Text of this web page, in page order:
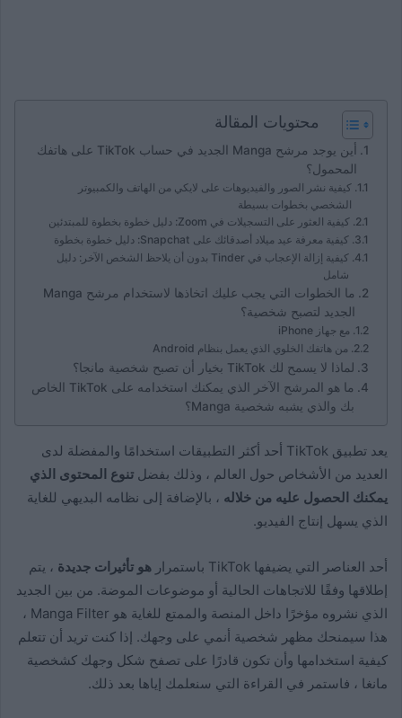
محتويات المقالة
أين يوجد مرشح Manga الجديد في حساب TikTok على هاتفك
المحمول؟
كيفية نشر الصور والفيديوهات على لايكي من الهاتف والكمبيوتر
الشخصي بخطوات بسيطة
كيفية العثور على التسجيلات في Zoom: دليل خطوة بخطوة للمبتدئين
كيفية معرفة عيد ميلاد أصدقائك على Snapchat: دليل خطوة بخطوة
كيفية إزالة الإعجاب في Tinder بدون أن يلاحظ الشخص الآخر: دليل
شامل
ما الخطوات التي يجب عليك اتخاذها لاستخدام مرشح Manga
الجديد لتصبح شخصية؟
مع جهاز iPhone
من هاتفك الخلوي الذي يعمل بنظام Android
لماذا لا يسمح لك TikTok بخيار أن تصبح شخصية مانجا؟
ما هو المرشح الآخر الذي يمكنك استخدامه على TikTok الخاص
بك والذي يشبه شخصية Manga؟
يعد تطبيق TikTok أحد أكثر التطبيقات استخدامًا والمفضلة لدى
العديد من الأشخاص حول العالم ، وذلك بفضل تنوع المحتوى الذي
يمكنك الحصول عليه من خلاله ، بالإضافة إلى نظامه البديهي للغاية
الذي يسهل إنتاج الفيديو.
أحد العناصر التي يضيفها TikTok باستمرار هو تأثيرات جديدة ، يتم
إطلاقها وفقًا للاتجاهات الحالية أو موضوعات الموضة. من بين الجديد
الذي نشروه مؤخرًا داخل المنصة والممتع للغاية هو Manga Filter ،
هذا سيمنحك مظهر شخصية أنمي على وجهك. إذا كنت تريد أن تتعلم
كيفية استخدامها وأن تكون قادرًا على تصفح شكل وجهك كشخصية
مانغا ، فاستمر في القراءة التي سنعلمك إياها بعد ذلك.